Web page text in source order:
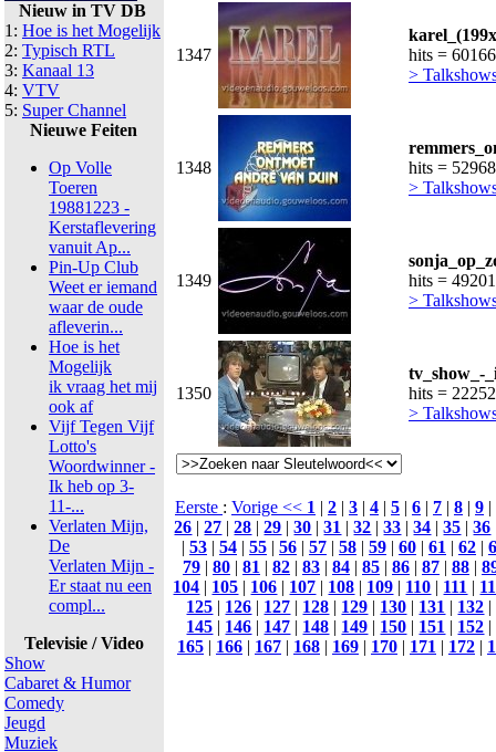
Nieuw in TV DB
1: Hoe is het Mogelijk
2: Typisch RTL
3: Kanaal 13
4: VTV
5: Super Channel
Nieuwe Feiten
Op Volle
Toeren
19881223 -
Kerstaflevering
vanuit Ap...
Pin-Up Club
Weet er iemand
waar de oude
afleverin...
Hoe is het
Mogelijk
ik vraag het mij
ook af
Vijf Tegen Vijf
Lotto's
Woordwinner -
Ik heb op 3-
11-...
Verlaten Mijn,
De
Verlaten Mijn -
Er staat nu een
compl...
Televisie / Video
Show
Cabaret & Humor
Comedy
Jeugd
Muziek
1347
hits = 60166
>
1348
hits = 52968
>
1349
hits = 49201
>
1350
tv_show_-
hits =
>
Eerste : Vorige << 1 | 2 | 3 | 4 | 5 | 6 | 7 | 8 | 9 |
26 |27 |28 |29 |30 |31 |32 |33 |34 |35 |36
| 53 | 54 | 55 | 56 | 57 | 58 | 59 | 60 | 61 | 62 |
79 | 80 | 81 | 82 | 83 | 84 | 85 | 86 | 87 | 88 |
104 | 105 | 106 | 107 | 108 | 109 | 110 | 111 |
125 | 126 | 127 | 128 | 129 | 130 | 131 | 132 |
145 | 146 | 147 | 148 | 149 | 150 | 151 | 152 |
165 | 166 | 167 | 168 | 169 | 170 | 171 | 172 |